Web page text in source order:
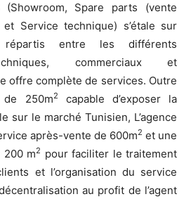
Spare parts (vente
Service technique) s’étale sur
entre les différents
commerciaux et
offre complète de services. Outre
250m2
capable d’exposer la
sur le marché Tunisien, L’agence
après-vente de 600m2 et une
200 m2 pour faciliter le traitement
et l’organisation du service
au profit de l’agent